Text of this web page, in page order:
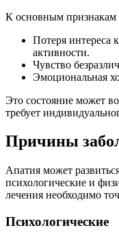
К основным признакам
Потеря интереса
активности.
Чувство
Эмоциональная
Это состояние может
требует
Причины
Апатия может
психологические и
лечения необходимо
Психологические